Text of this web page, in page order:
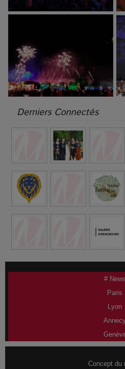
Derniers Connectés
# News
Paris
Lyon
Concept du